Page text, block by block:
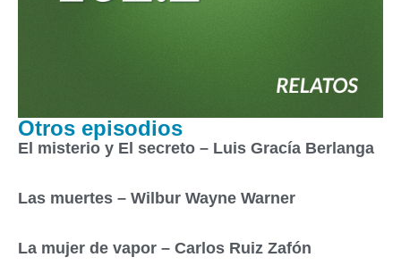
Otros episodios
El misterio y El secreto – Luis Gracía Berlanga
Las muertes – Wilbur Wayne Warner
La mujer de vapor – Carlos Ruiz Zafón